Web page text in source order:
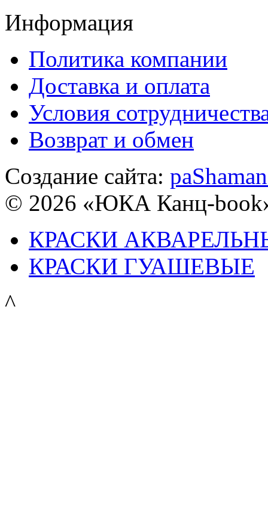
Информация
Политика компании
Доставка и оплата
Условия
Возврат и обмен
Создание сайта:
© 2026 «ЮКА Канц-
КРАСКИ
КРАСКИ ГУАШЕВЫЕ
^